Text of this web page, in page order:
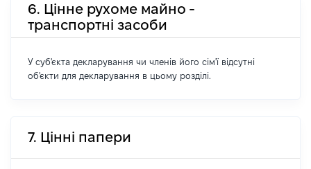
6. Цінне рухоме майно -
транспортні засоби
У суб'єкта декларування чи членів його сім'ї відсутні
об'єкти для декларування в цьому розділі.
7. Цінні папери